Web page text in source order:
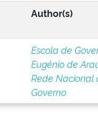
Author(s)
Escola de
Eugênio de
Rede Nacional
Governo